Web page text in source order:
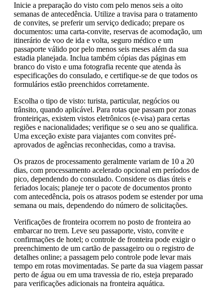
Inicie a preparação do visto com pelo menos seis a oito
semanas de antecedência. Utilize a travisa para o tratamento
de convites, se preferir um serviço dedicado; prepare os
documentos: uma carta-convite, reservas de acomodação, um
itinerário de voo de ida e volta, seguro médico e um
passaporte válido por pelo menos seis meses além da sua
estadia planejada. Inclua também cópias das páginas em
branco do visto e uma fotografia recente que atenda às
especificações do consulado, e certifique-se de que todos os
formulários estão preenchidos corretamente.
Escolha o tipo de visto: turista, particular, negócios ou
trânsito, quando aplicável. Para rotas que passam por zonas
fronteiriças, existem vistos eletrônicos (e-visa) para certas
regiões e nacionalidades; verifique se o seu ano se qualifica.
Uma exceção existe para viajantes com convites pré-
aprovados de agências reconhecidas, como a travisa.
Os prazos de processamento geralmente variam de 10 a 20
dias, com processamento acelerado opcional em períodos de
pico, dependendo do consulado. Considere os dias úteis e
feriados locais; planeje ter o pacote de documentos pronto
com antecedência, pois os atrasos podem se estender por uma
semana ou mais, dependendo do número de solicitações.
Verificações de fronteira ocorrem no posto de fronteira ao
embarcar no trem. Leve seu passaporte, visto, convite e
confirmações de hotel; o controle de fronteira pode exigir o
preenchimento de um cartão de passageiro ou o registro de
detalhes online; a passagem pelo controle pode levar mais
tempo em rotas movimentadas. Se parte da sua viagem passar
perto de água ou em uma travessia de rio, esteja preparado
para verificações adicionais na fronteira aquática.